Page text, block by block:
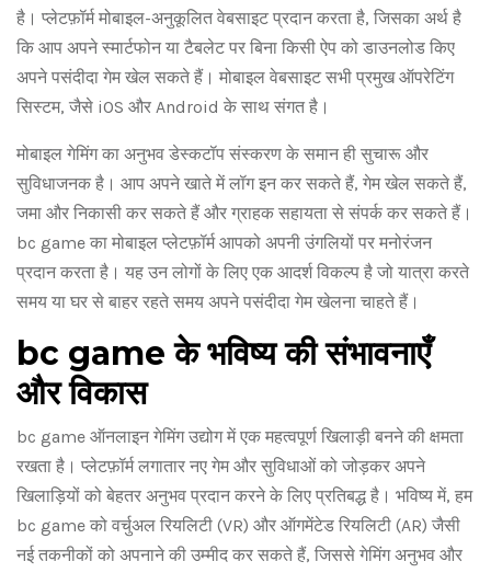
है। प्लेटफ़ॉर्म मोबाइल-अनुकूलित वेबसाइट प्रदान करता है, जिसका अर्थ है
कि आप अपने स्मार्टफोन या टैबलेट पर बिना किसी ऐप को डाउनलोड किए
अपने पसंदीदा गेम खेल सकते हैं। मोबाइल वेबसाइट सभी प्रमुख ऑपरेटिंग
सिस्टम, जैसे iOS और Android के साथ संगत है।
मोबाइल गेमिंग का अनुभव डेस्कटॉप संस्करण के समान ही सुचारू और
सुविधाजनक है। आप अपने खाते में लॉग इन कर सकते हैं, गेम खेल सकते हैं,
जमा और निकासी कर सकते हैं और ग्राहक सहायता से संपर्क कर सकते हैं।
bc game का मोबाइल प्लेटफ़ॉर्म आपको अपनी उंगलियों पर मनोरंजन
प्रदान करता है। यह उन लोगों के लिए एक आदर्श विकल्प है जो यात्रा करते
समय या घर से बाहर रहते समय अपने पसंदीदा गेम खेलना चाहते हैं।
bc game के भविष्य की संभावनाएँ
और विकास
bc game ऑनलाइन गेमिंग उद्योग में एक महत्वपूर्ण खिलाड़ी बनने की क्षमता
रखता है। प्लेटफ़ॉर्म लगातार नए गेम और सुविधाओं को जोड़कर अपने
खिलाड़ियों को बेहतर अनुभव प्रदान करने के लिए प्रतिबद्ध है। भविष्य में, हम
bc game को वर्चुअल रियलिटी (VR) और ऑगमेंटेड रियलिटी (AR) जैसी
नई तकनीकों को अपनाने की उम्मीद कर सकते हैं, जिससे गेमिंग अनुभव और